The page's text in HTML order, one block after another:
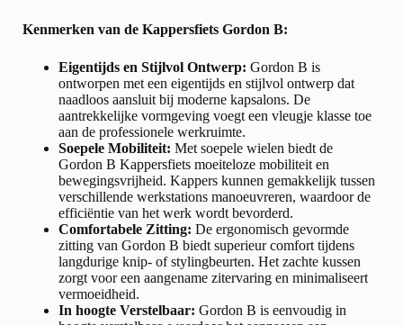
Kenmerken van de Kappersfiets Gordon B:
Eigentijds en Stijlvol Ontwerp: Gordon B is
ontworpen met een eigentijds en stijlvol ontwerp dat
naadloos aansluit bij moderne kapsalons. De
aantrekkelijke vormgeving voegt een vleugje klasse toe
aan de professionele werkruimte.
Soepele Mobiliteit: Met soepele wielen biedt de
Gordon B Kappersfiets moeiteloze mobiliteit en
bewegingsvrijheid. Kappers kunnen gemakkelijk tussen
verschillende werkstations manoeuvreren, waardoor de
efficiëntie van het werk wordt bevorderd.
Comfortabele Zitting: De ergonomisch gevormde
zitting van Gordon B biedt superieur comfort tijdens
langdurige knip- of stylingbeurten. Het zachte kussen
zorgt voor een aangename zitervaring en minimaliseert
vermoeidheid.
In hoogte Verstelbaar: Gordon B is eenvoudig in